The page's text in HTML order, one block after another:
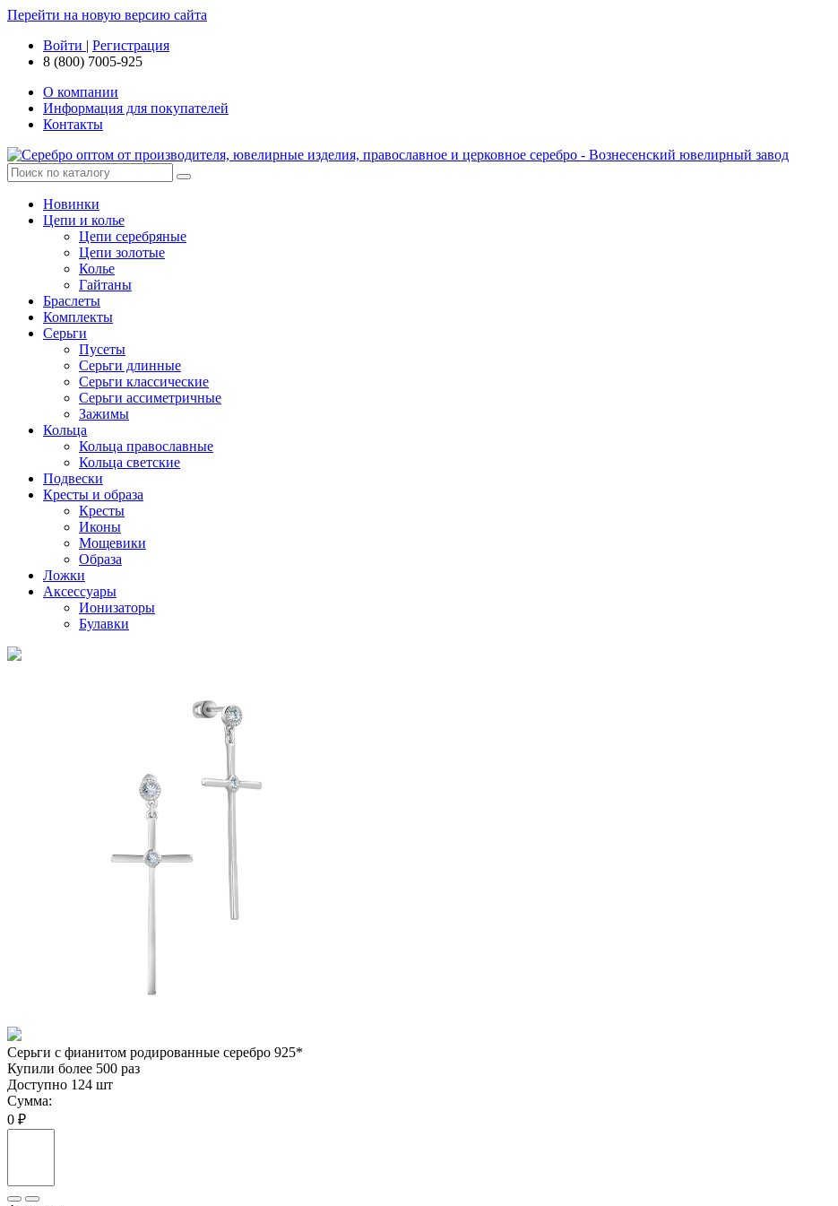
Перейти на новую версию сайта
Войти | Регистрация
8 (800) 7005-925
О компании
Информация для покупателей
Контакты
Новинки
Цепи и колье
Цепи серебряные
Цепи золотые
Колье
Гайтаны
Браслеты
Комплекты
Серьги
Пусеты
Серьги длинные
Серьги классические
Серьги ассиметричные
Зажимы
Кольца
Кольца православные
Кольца светские
Подвески
Кресты и образа
Кресты
Иконы
Мощевики
Образа
Ложки
Аксессуары
Ионизаторы
Булавки
Серьги с фианитом родированные серебро 925*
Купили более 500 раз
Доступно 124 шт
Сумма:
0 ₽